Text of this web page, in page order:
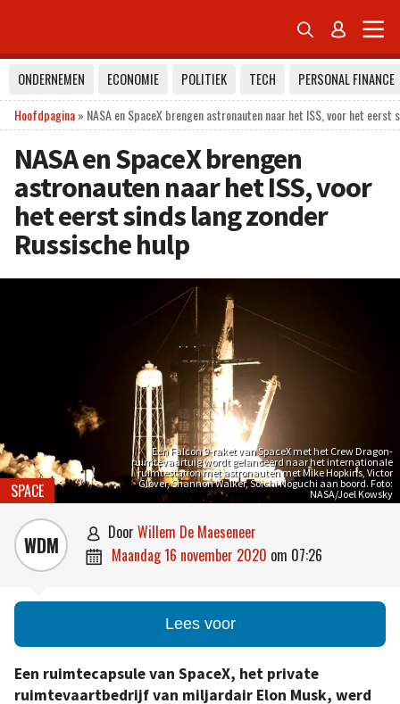
 
ONDERNEMEN ECONOMIE POLITIEK TECH
PERSONAL FINANCE
Hoofdpagina» NASA en SpaceX brengen astronauten naar het ISS, voor het eerst
NASA en SpaceX brengen
astronauten naar het ISS, voor
het eerst sinds lang zonder
Russische hulp
Een Falcon 9-raket van SpaceX met het Crew Dragon-
ruimtevaartuig wordt gelanceerd naar het internationale
ruimtestation met astronauten met Mike Hopkins, Victor
Glover, Shannon Walker, Soichi Noguchi aan boord. Foto:
NASA/Joel Kowsky
SPACE
WDM  door Willem De Maeseneer
 maandag 16 november 2020 om 07:26
Lees voor
Een ruimtecapsule van SpaceX, het private
ruimtevaartbedrijf van miljardair Elon Musk, werd